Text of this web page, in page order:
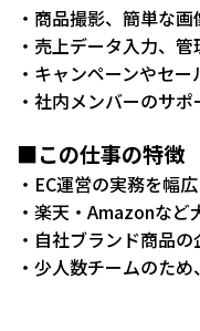
・商品撮影、簡単な
・売上データ入力、
・キャンペーンやセ
・社内メンバーのサ
■この仕事の特徴
・EC運営の実務を幅
・楽天・Amazonなど
・自社ブランド商品
・少人数チームのた